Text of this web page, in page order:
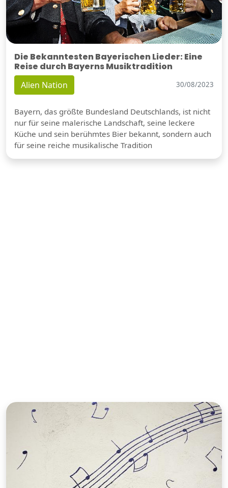
Die Bekanntesten Bayerischen Lieder: Eine
Reise durch Bayerns Musiktradition
Alien Nation 30/08/2023
Bayern, das größte Bundesland Deutschlands, ist nicht
nur für seine malerische Landschaft, seine leckere
Küche und sein berühmtes Bier bekannt, sondern auch
für seine reiche musikalische Tradition